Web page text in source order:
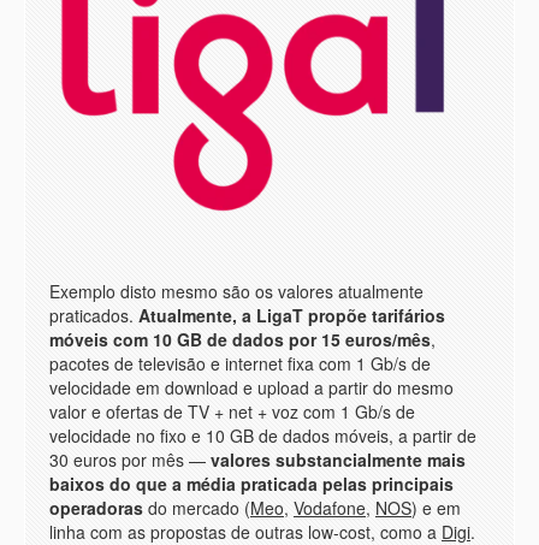
Exemplo disto mesmo são os valores atualmente
praticados. Atualmente, a LigaT propõe tarifários
móveis com 10 GB de dados por 15 euros/mês,
pacotes de televisão e internet fixa com 1 Gb/s de
velocidade em download e upload a partir do mesmo
valor e ofertas de TV + net + voz com 1 Gb/s de
velocidade no fixo e 10 GB de dados móveis, a partir de
30 euros por mês — valores substancialmente mais
baixos do que a média praticada pelas principais
operadoras do mercado (Meo, Vodafone, NOS) e em
linha com as propostas de outras low-cost, como a Digi.